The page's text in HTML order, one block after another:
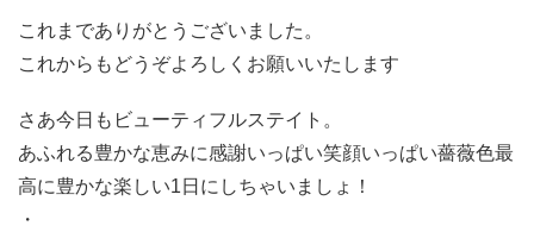
これまでありがとうございました。
これからもどうぞよろしくお願いいたします
さあ今日もビューティフルステイト。
あふれる豊かな恵みに感謝いっぱい笑顔いっぱい薔薇色最
高に豊かな楽しい1日にしちゃいましょ！
・